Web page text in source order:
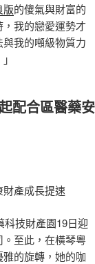
版的傻氣與財富的
我的戀愛運勢才
我的噸級物質力
配合區醫藥安
產成長提速
技財產園19日迎
至此，在橫琴粵
的旋轉，她的咖